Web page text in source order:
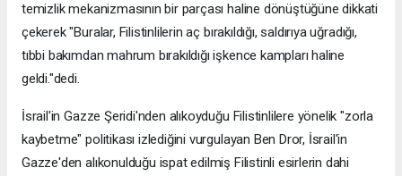
temizlik mekanizmasının bir parçası haline dönüştüğüne dikkati
çekerek "Buralar, Filistinlilerin aç bırakıldığı, saldırıya uğradığı,
tıbbi bakımdan mahrum bırakıldığı işkence kampları haline
geldi."dedi.
İsrail'in Gazze Şeridi'nden alıkoyduğu Filistinlilere yönelik "zorla
kaybetme" politikası izlediğini vurgulayan Ben Dror, İsrail'in
Gazze'den alıkonulduğu ispat edilmiş Filistinli esirlerin dahi